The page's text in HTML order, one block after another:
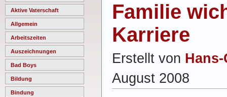
Aktive Vaterschaft
Allgemein
Arbeitszeiten
Auszeichnungen
Bad Boys
Bildung
Bindung
Familie
Karriere
Erstellt von
August 2008